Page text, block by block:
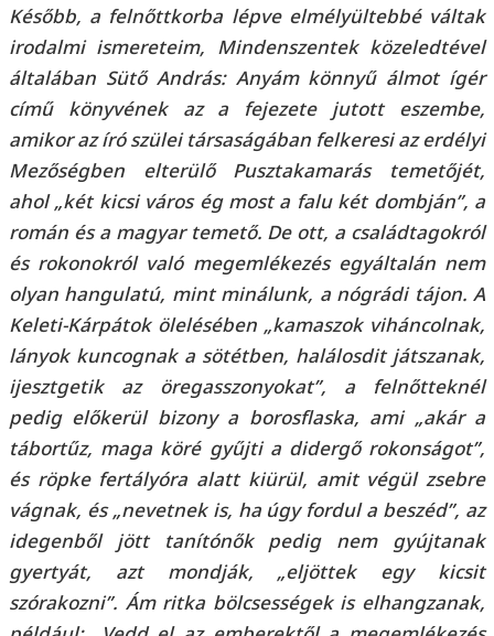
Később, a felnőttkorba lépve elmélyültebbé váltak
irodalmi ismereteim, Mindenszentek közeledtével
általában Sütő András: Anyám könnyű álmot ígér
című könyvének az a fejezete jutott eszembe,
amikor az író szülei társaságában felkeresi az erdélyi
Mezőségben elterülő Pusztakamarás temetőjét,
ahol „két kicsi város ég most a falu két dombján”, a
román és a magyar temető. De ott, a családtagokról
és rokonokról való megemlékezés egyáltalán nem
olyan hangulatú, mint minálunk, a nógrádi tájon. A
Keleti-Kárpátok ölelésében „kamaszok viháncolnak,
lányok kuncognak a sötétben, halálosdit játszanak,
ijesztgetik az öregasszonyokat”, a felnőtteknél
pedig előkerül bizony a borosflaska, ami „akár a
tábortűz, maga köré gyűjti a didergő rokonságot”,
és röpke fertályóra alatt kiürül, amit végül zsebre
vágnak, és „nevetnek is, ha úgy fordul a beszéd”, az
idegenből jött tanítónők pedig nem gyújtanak
gyertyát, azt mondják, „eljöttek egy kicsit
szórakozni”. Ám ritka bölcsességek is elhangzanak,